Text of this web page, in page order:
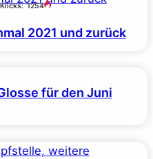
Klicks: 1254
2021 und zurück
für den Juni